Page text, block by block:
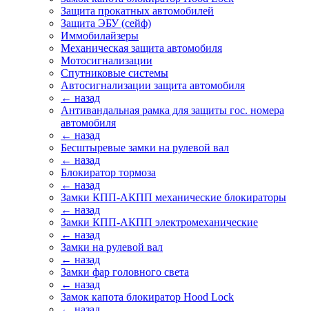
Защита прокатных автомобилей
Защита ЭБУ (сейф)
Иммобилайзеры
Механическая защита автомобиля
Мотосигнализации
Спутниковые системы
Автосигнализации защита автомобиля
← назад
Антивандальная рамка для защиты гос. номера
автомобиля
← назад
Бесштыревые замки на рулевой вал
← назад
Блокиратор тормоза
← назад
Замки КПП-АКПП механические блокираторы
← назад
Замки КПП-АКПП электромеханические
← назад
Замки на рулевой вал
← назад
Замки фар головного света
← назад
Замок капота блокиратор Hood Lock